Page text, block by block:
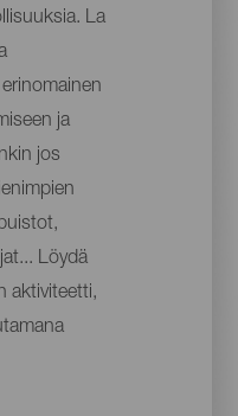
La
ja
jos
Löydä
aktiviteetti,